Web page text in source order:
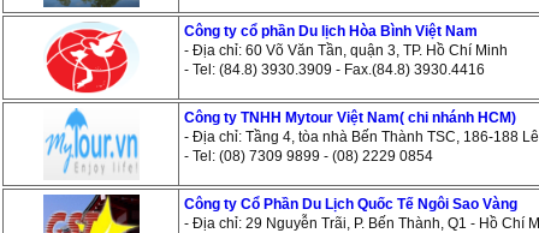
Công ty cổ phần Du lịch Hòa Bình Việt Nam
- Địa chỉ: 60 Võ Văn Tần, quận 3, TP. Hồ Chí Minh
- Tel: (84.8) 3930.3909 - Fax.(84.8) 3930.4416
Công ty TNHH Mytour Việt Nam( chi nhánh HCM)
- Địa chỉ: Tầng 4, tòa nhà Bến Thành TSC, 186-188
- Tel: (08) 7309 9899 - (08) 2229 0854
Công ty Cổ Phần Du Lịch Quốc Tế Ngôi Sao Vàng
- Địa chỉ: 29 Nguyễn Trãi, P. Bến Thành, Q1 - Hồ Chí